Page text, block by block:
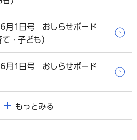
6月1日号 おしらせボード
・子ども）
6月1日号 おしらせボード
もっとみる